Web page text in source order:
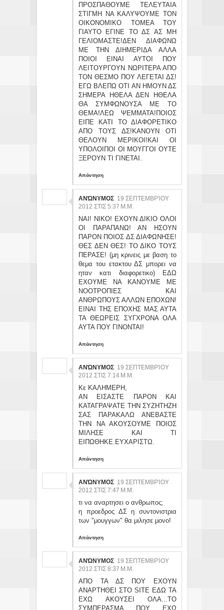
ΠΡΟΣΠΑΘΟΥΜΕ ΤΕΛΕΥΤΑΙΑ
ΣΤΙΓΜΗ ΝΑ ΚΑΛΥΨΟΥΜΕ ΤΟΝ
ΟΙΚΟΝΟΜΙΚΟ ΤΟΜΕΑ ΤΟΥ
ΓΙΑΥΤΟ ΕΓΙΝΕ ΤΟ ΔΣ ΑΣ ΜΗ
ΓΕΛΙΟΜΑΣΤΕ!ΔΕΝ ΔΙΑΦΩΝΩ
ΜΕ ΤΗΝ ΔΙΗΜΕΡΙΔΑ ΑΛΛΑ
ΠΟΙΟΙ ΕΙΝΑΙ ΑΥΤΟΙ ΠΟΥ
ΛΕΙΤΟΥΡΓΟΥΝ ΝΩΡΙΤΕΡΑ ΑΠΟ
ΤΟΝ ΘΕΣΜΟ ΠΟΥ ΛΕΓΕΤΑΙ ΔΣ!
ΕΓΩ ΒΛΕΠΩ ΟΤΙ ΑΝ ΗΜΟΥΝ ΔΣ
ΣΗΜΕΡΑ ΗΘΕΛΑ ΔΕΝ ΗΘΕΛΑ
ΘΑ ΣΥΜΦΩΝΟΥΣΑ ΜΕ ΤΟ
ΘΕΜΑ!ΛΕΩ ΨΕΜΜΑΤΑ!ΠΟΙΟΣ
ΕΙΠΕ ΚΑΤΙ ΤΟ ΔΙΑΦΟΡΕΤΙΚΟ
ΑΠΟ ΤΟΥΣ ΔΣ!ΚΑΝΟΥΝ ΟΤΙ
ΘΕΛΟΥΝ ΜΕΡΙΚΟΙ!ΚΑΙ ΟΙ
ΥΠΟΛΟΙΠΟΙ ΟΙ ΜΟΥΓΓΟΙ ΟΥΤΕ
ΞΕΡΟΥΝ ΤΙ ΓΙΝΕΤΑΙ.
Απάντηση
ΑΝΏΝΥΜΟΣ 19 ΣΕΠΤΕΜΒΡΊΟΥ
2012 ΣΤΙΣ 5:37 Μ.Μ.
ΝΑΙ! ΝΙΚΟ! ΕΧΟΥΝ ΔΙΚΙΟ ΟΛΟΙ
ΟΙ ΠΑΡΑΠΑΝΩ! ΑΝ ΗΣΟΥΝ
ΠΑΡΟΝ ΠΟΙΟΣ ΔΣ ΔΙΑΦΩΝΗΣΕ!
ΘΕΣ ΔΕΝ ΘΕΣ! ΤΟ ΔΙΚΟ ΤΟΥΣ
ΠΕΡΑΣΕ! (μη κρινεις με βαση το
θεμα του ετακτου ΔΣ μπορει να
ηταν κατι διαφορετικο) ΕΔΩ
ΕΧΟΥΜΕ ΝΑ ΚΑΝΟΥΜΕ ΜΕ
ΝΟΟΤΡΟΠΙΕΣ ΚΑΙ
ΑΝΘΡΩΠΟΥΣ ΑΛΛΩΝ ΕΠΟΧΩΝ!
ΕΙΝΑΙ ΤΗΣ ΕΠΟΧΗΣ ΜΑΣ ΑΥΤΑ
ΤΑ ΘΕΩΡΕΙΣ ΣΥΓΧΡΟΝΑ ΟΛΑ
ΑΥΤΑ ΠΟΥ ΓΙΝΟΝΤΑΙ!
Απάντηση
ΑΝΏΝΥΜΟΣ 19 ΣΕΠΤΕΜΒΡΊΟΥ
2012 ΣΤΙΣ 7:14 Μ.Μ.
Κε ΚΑΛΗΜΕΡΗ,
ΑΝ ΕΙΣΑΣΤΕ ΠΑΡΟΝ ΚΑΙ
ΚΑΤΑΓΡΑΨΑΤΕ ΤΗΝ ΣΥΖΗΤΗΖΗ
ΣΑΣ ΠΑΡΑΚΑΛΩ ΑΝΕΒΑΣΤΕ
ΤΗΝ ΝΑ ΑΚΟΥΣΟΥΜΕ ΠΟΙΟΣ
ΜΙΛΗΣΕ ΚΑΙ ΤΙ
ΕΙΠΩΘΗΚΕ.ΕΥΧΑΡΙΣΤΩ.
Απάντηση
ΑΝΏΝΥΜΟΣ 19 ΣΕΠΤΕΜΒΡΊΟΥ
2012 ΣΤΙΣ 7:47 Μ.Μ.
τι να αναρτησει ο ανθρωπος;
η προεδρος ΔΣ η συντονιστρια
των "μουγγων" θα μιλησε μονο!
Απάντηση
ΑΝΏΝΥΜΟΣ 19 ΣΕΠΤΕΜΒΡΊΟΥ
2012 ΣΤΙΣ 8:37 Μ.Μ.
ΑΠΟ ΤΑ ΔΣ ΠΟΥ ΕΧΟΥΝ
ΑΝΑΡΤΗΘΕΙ ΣΤΟ SITE ΕΔΩ ΤΑ
ΕΧΩ ΑΚΟΥΣΕΙ ΟΛΑ...ΤΟ
ΣΥΜΠΕΡΑΣΜΑ ΠΟΥ ΕΧΩ